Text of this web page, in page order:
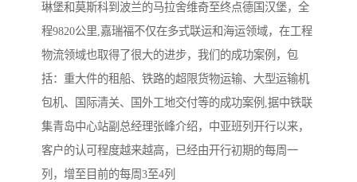
琳堡和莫斯科到波兰的马拉舍维奇至终点德国汉堡，全
程9820公里,嘉瑞福不仅在多式联运和海运领域，在工程
物流领域也取得了很大的进步，我们的成功案例，包
括：重大件的租船、铁路的超限货物运输、大型运输机
包机、国际清关、国外工地交付等的成功案例,据中铁联
集青岛中心站副总经理张峰介绍，中亚班列开行以来，
客户的认可程度越来越高，已经由开行初期的每周一
列，增至目前的每周3至4列